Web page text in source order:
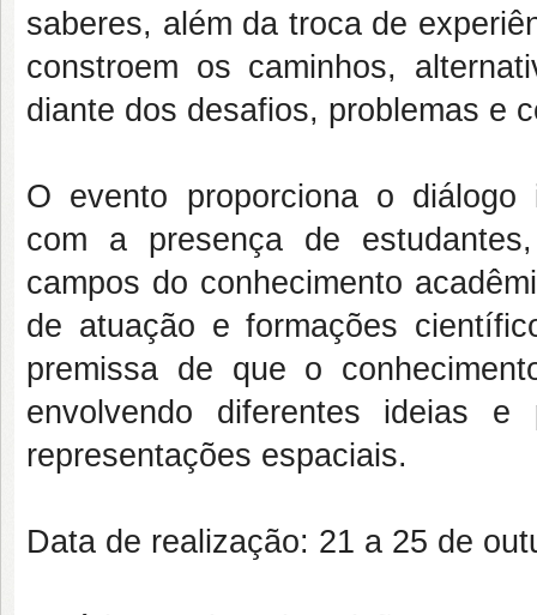
saberes, além da troca de
constroem os caminhos,
diante dos desafios, problemas e
O evento proporciona o diálogo
com a presença de
campos do conhecimento
de atuação e formações
premissa de que o
envolvendo diferentes ideias
representações espaciais.
Data de realização: 21 a 25 de